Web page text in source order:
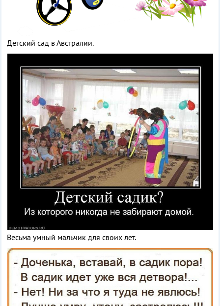
Детский сад в Австралии.
Весьма умный мальчик для своих лет.